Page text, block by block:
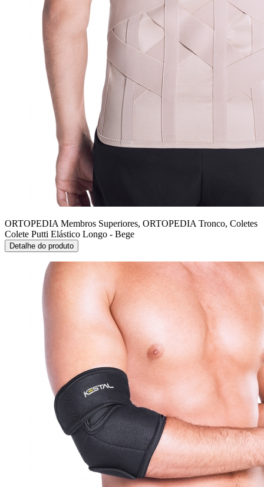
ORTOPEDIA Membros Superiores, ORTOPEDIA Tronco, Coletes
Colete Putti Elástico Longo - Bege
Detalhe do produto